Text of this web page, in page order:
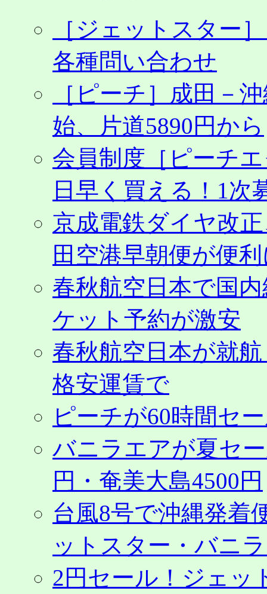
［ジェットスター
各種問い合わせ
［ピーチ］成田－
始、片道5890円から
会員制度［ピーチ
日早く買える！1次
京成電鉄ダイヤ改
田空港早朝便が便
春秋航空日本で国
ケット予約が激安
春秋航空日本が就
格安運賃で
ピーチが60時間セ
バニラエアが夏セ
円・奄美大島4500円
台風8号で沖縄発着
ットスター・バニ
2円セール！ジェッ